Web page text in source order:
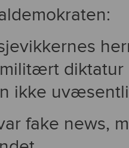
diktatur
ikke
fake news,